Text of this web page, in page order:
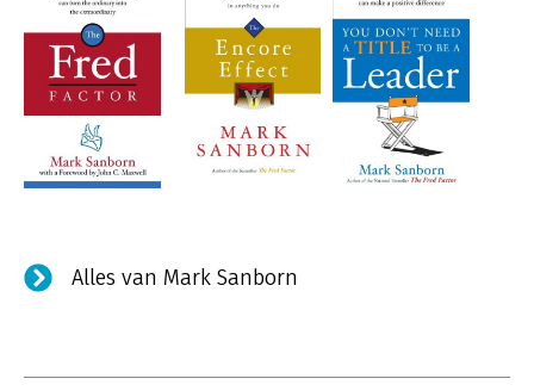
Alles van Mark Sanborn